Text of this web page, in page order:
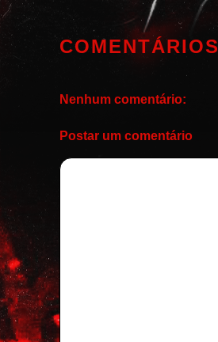
COMENTÁRIOS
Nenhum comentário:
Postar um comentário